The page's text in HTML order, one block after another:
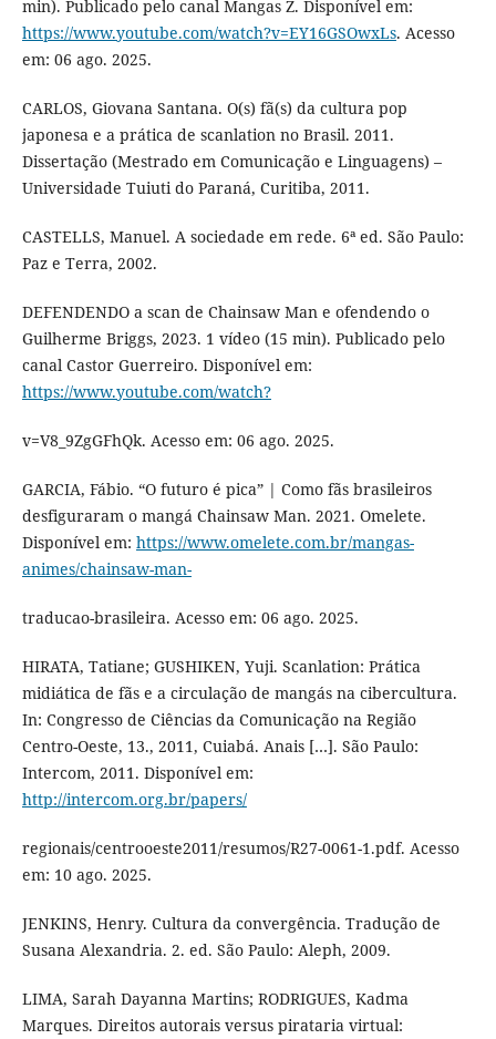
min). Publicado pelo canal Mangas Z. Disponível em:
https://www.youtube.com/watch?v=EY16GSOwxLs. Acesso
em: 06 ago. 2025.
CARLOS, Giovana Santana. O(s) fã(s) da cultura pop
japonesa e a prática de scanlation no Brasil. 2011.
Dissertação (Mestrado em Comunicação e Linguagens) –
Universidade Tuiuti do Paraná, Curitiba, 2011.
CASTELLS, Manuel. A sociedade em rede. 6ª ed. São Paulo:
Paz e Terra, 2002.
DEFENDENDO a scan de Chainsaw Man e ofendendo o
Guilherme Briggs, 2023. 1 vídeo (15 min). Publicado pelo
canal Castor Guerreiro. Disponível em:
https://www.youtube.com/watch?
v=V8_9ZgGFhQk. Acesso em: 06 ago. 2025.
GARCIA, Fábio. “O futuro é pica” | Como fãs brasileiros
desfiguraram o mangá Chainsaw Man. 2021. Omelete.
Disponível em: https://www.omelete.com.br/mangas-
animes/chainsaw-man-
traducao-brasileira. Acesso em: 06 ago. 2025.
HIRATA, Tatiane; GUSHIKEN, Yuji. Scanlation: Prática
midiática de fãs e a circulação de mangás na cibercultura.
In: Congresso de Ciências da Comunicação na Região
Centro-Oeste, 13., 2011, Cuiabá. Anais […]. São Paulo:
Intercom, 2011. Disponível em:
http://intercom.org.br/papers/
regionais/centrooeste2011/resumos/R27-0061-1.pdf. Acesso
em: 10 ago. 2025.
JENKINS, Henry. Cultura da convergência. Tradução de
Susana Alexandria. 2. ed. São Paulo: Aleph, 2009.
LIMA, Sarah Dayanna Martins; RODRIGUES, Kadma
Marques. Direitos autorais versus pirataria virtual: